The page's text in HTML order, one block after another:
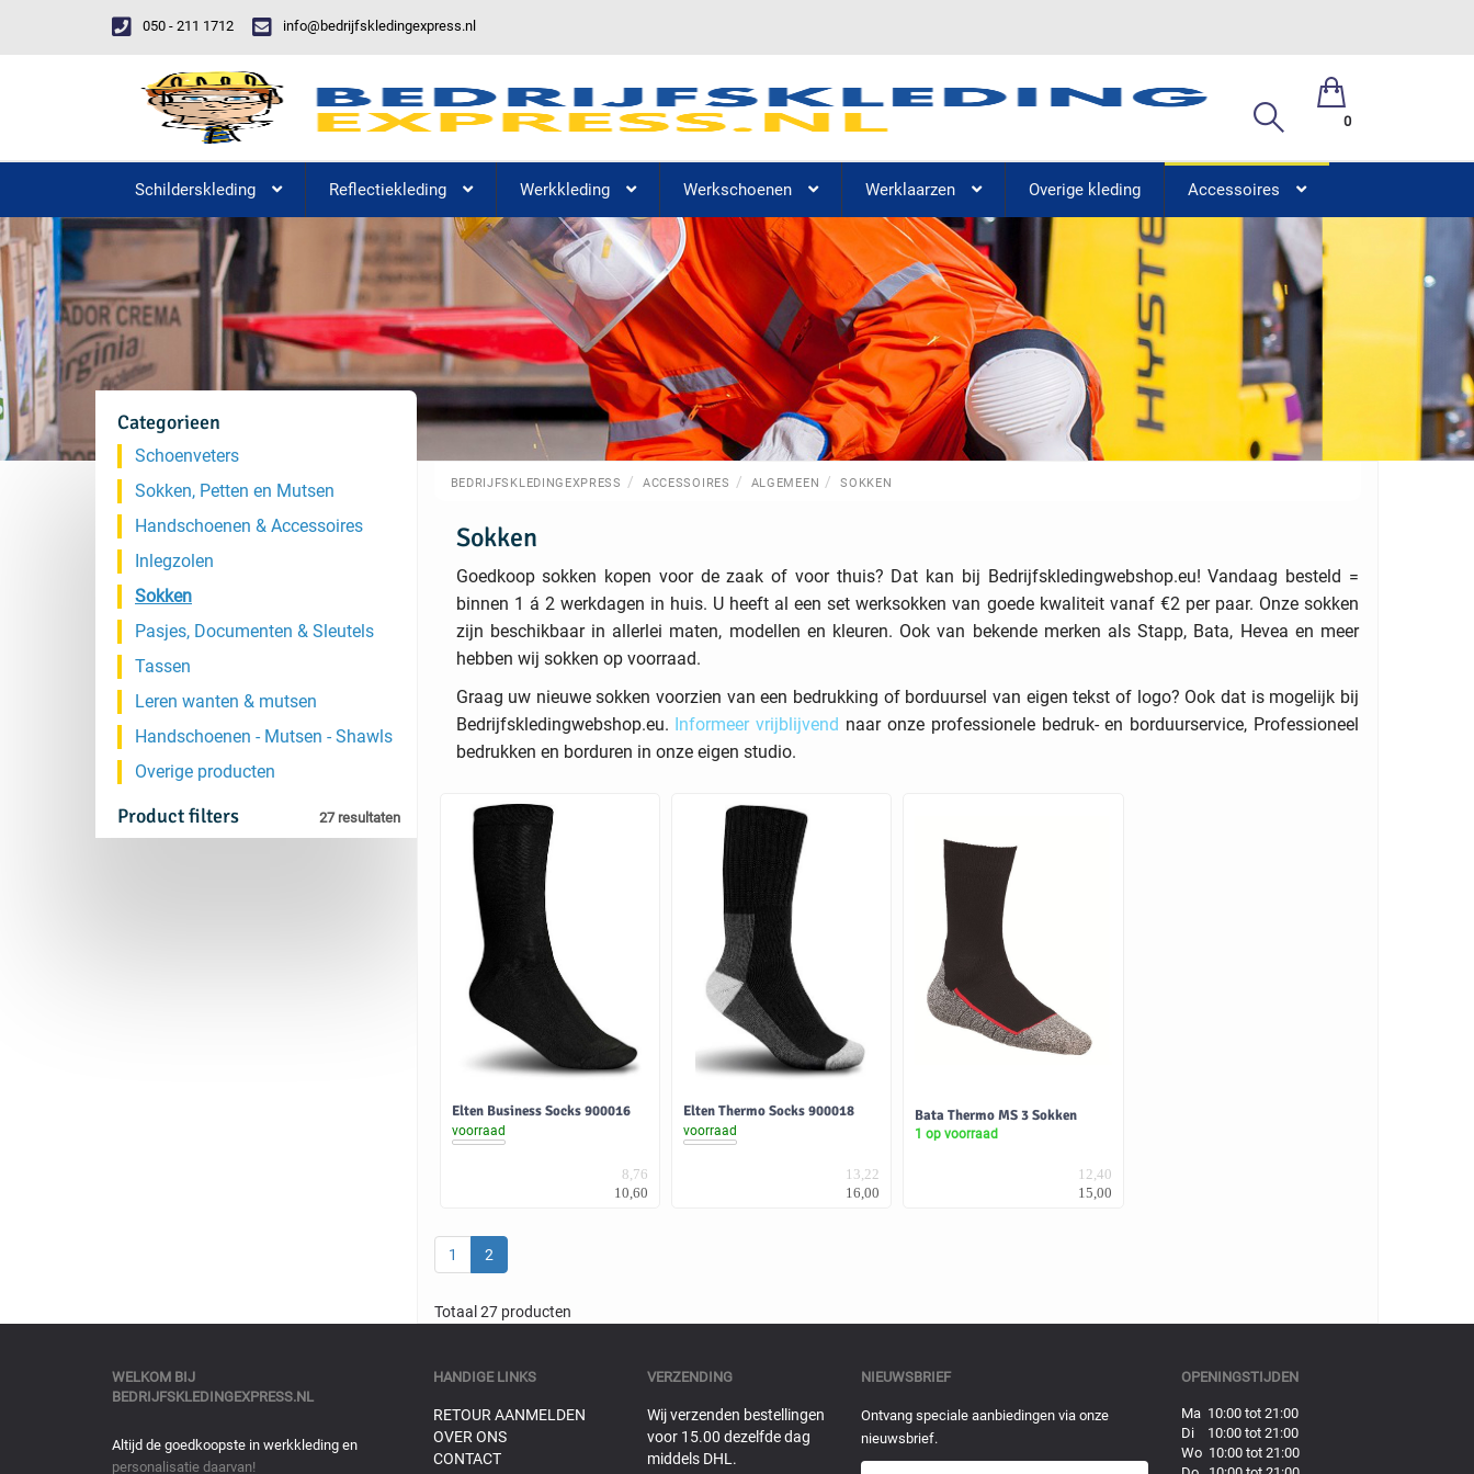
050 - 211 1712 info@bedrijfskledingexpress.nl
0
Schilderskleding Reflectiekleding Werkkleding Werkschoenen Werklaarzen Overige kleding Accessoires
BEDRIJFSKLEDINGEXPRESS ACCESSOIRES ALGEMEEN SOKKEN
Sokken
Goedkoop sokken kopen voor de zaak of voor thuis? Dat kan bij Bedrijfskledingwebshop.eu! Vandaag besteld =
binnen 1 á 2 werkdagen in huis. U heeft al een set werksokken van goede kwaliteit vanaf €2 per paar. Onze sokken
zijn beschikbaar in allerlei maten, modellen en kleuren. Ook van bekende merken als Stapp, Bata, Hevea en meer
hebben wij sokken op voorraad.
Graag uw nieuwe sokken voorzien van een bedrukking of borduursel van eigen tekst of logo? Ook dat is mogelijk bij
Bedrijfskledingwebshop.eu. Informeer vrijblijvend naar onze professionele bedruk- en borduurservice, Professioneel
bedrukken en borduren in onze eigen studio.
Elten Business Socks 900016
voorraad
8,76
10,60
Elten Thermo Socks 900018
voorraad
13,22
16,00
Bata Thermo MS 3 Sokken
1 op voorraad
12,40
15,00
1 2
Totaal 27 producten
Categorieen
Schoenveters
Sokken, Petten en Mutsen
Handschoenen & Accessoires
Inlegzolen
Sokken
Pasjes, Documenten & Sleutels
Tassen
Leren wanten & mutsen
Handschoenen - Mutsen - Shawls
Overige producten
Product filters 27 resultaten
WELKOM BIJ
BEDRIJFSKLEDINGEXPRESS.NL
Altijd de goedkoopste in werkkleding en
personalisatie daarvan!
HANDIGE LINKS
RETOUR AANMELDEN
OVER ONS
CONTACT
VERZENDING
Wij verzenden bestellingen
voor 15.00 dezelfde dag
middels DHL.
NIEUWSBRIEF
Ontvang speciale aanbiedingen via onze
nieuwsbrief.
OPENINGSTIJDEN
Ma 10:00 tot 21:00
Di 10:00 tot 21:00
Wo 10:00 tot 21:00